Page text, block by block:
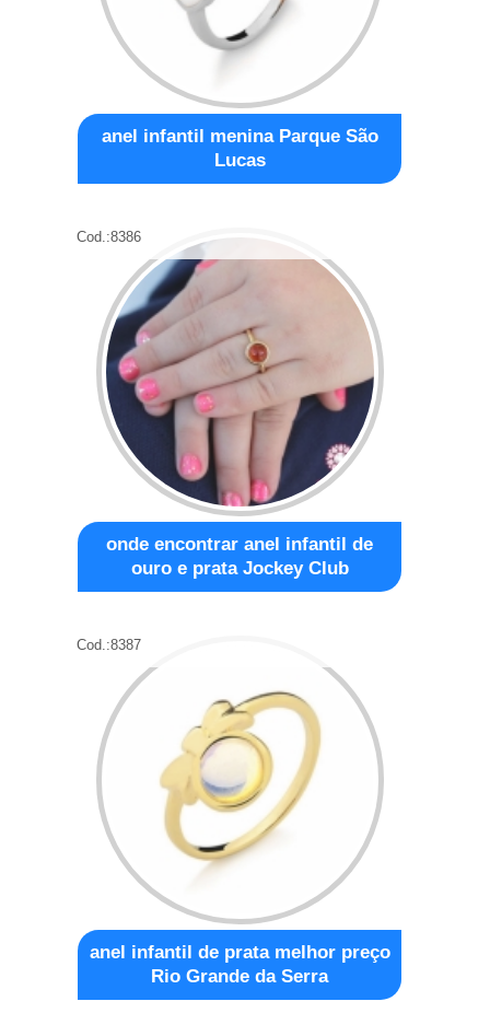
anel infantil menina Parque São
Lucas
Cod.:8386
onde encontrar anel infantil de
ouro e prata Jockey Club
Cod.:8387
anel infantil de prata melhor preço
Rio Grande da Serra